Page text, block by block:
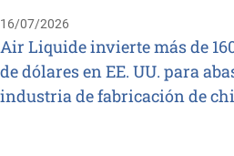
16/07/2026
Air Liquide invierte más de
de dólares en EE. UU. para
industria de fabricación de